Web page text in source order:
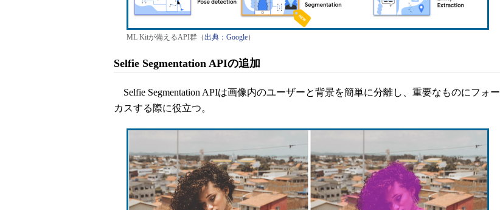
ML Kitが備えるAPI群（出典：Google）
Selfie Segmentation APIの追加
Selfie Segmentation APIは画像内のユーザーと背景を簡単に分離し、重要なものにフォー
カスする際に役立つ。